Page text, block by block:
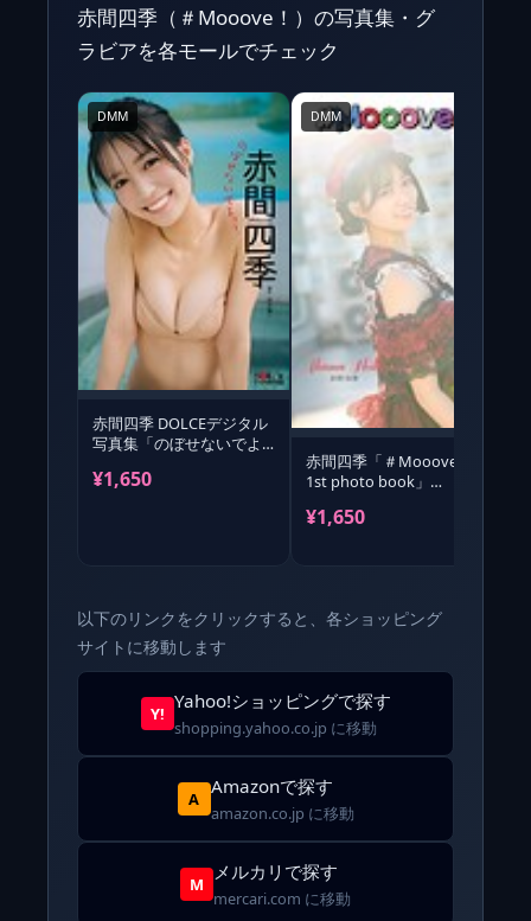
赤間四季（＃Mooove！）の写真集・グ
ラビアを各モールでチェック
DMM
赤間四季 DOLCEデジタル
写真集「のぼせないでよ
¥1,650
DMM
赤間四季「＃Mooove！
1st photo book」
¥1,650
以下のリンクをクリックすると、各ショッピング
サイトに移動します
Y!
Yahoo!ショッピングで探す
shopping.yahoo.co.jp に移動
A
Amazonで探す
amazon.co.jp に移動
M
メルカリで探す
mercari.com に移動